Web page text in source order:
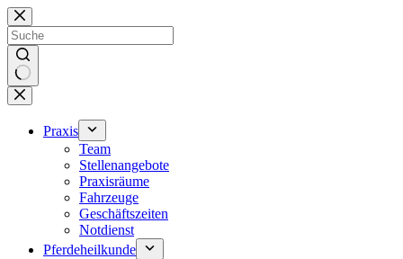
Zum
Inhalt
springen
Keine
Ergebnisse
Praxis
Team
Stellenangebote
Praxisräume
Fahrzeuge
Geschäftszeiten
Notdienst
Pferdeheilkunde